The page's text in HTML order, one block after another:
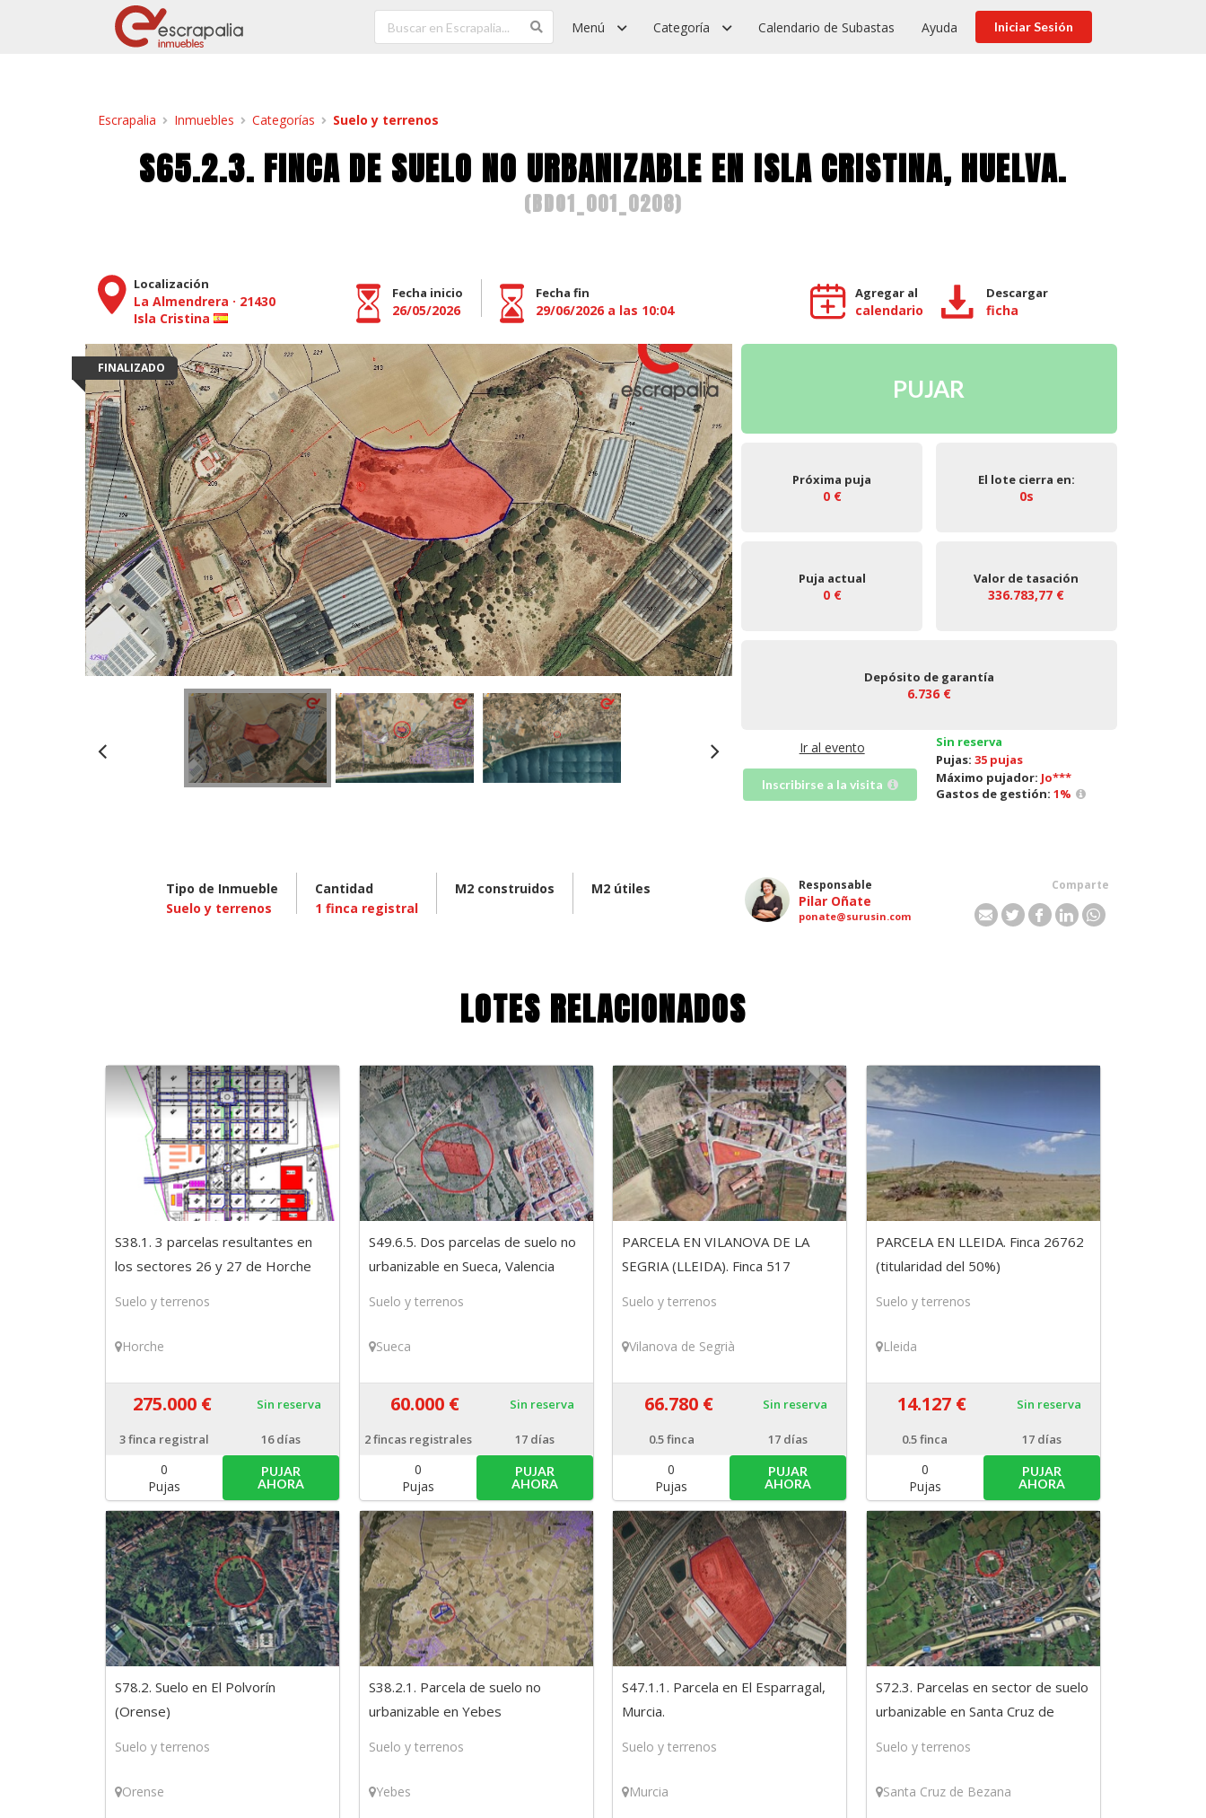
Menú Categoría Calendario de Subastas Ayuda Iniciar Sesión
Escrapalia Inmuebles Categorías Suelo y terrenos
S65.2.3. FINCA DE SUELO NO URBANIZABLE EN ISLA CRISTINA, HUELVA.
(BDO1_001_0208)
Localización
La Almendrera · 21430
Isla Cristina
Fecha inicio
26/05/2026
Fecha fin
29/06/2026 a las 10:04
Agregar al
calendario
Descargar
ficha
FINALIZADO
PUJAR
Próxima puja
0 €
El lote cierra en:
0s
Puja actual
0 €
Valor de tasación
336.783,77 €
Depósito de garantía
6.736 €
Ir al evento
Inscribirse a la visita
Sin reserva
Pujas: 35 pujas
Máximo pujador: Jo***
Gastos de gestión: 1%
Tipo de Inmueble
Suelo y terrenos
Cantidad
1 finca registral
M2 construidos M2 útiles Responsable
Pilar Oñate
ponate@surusin.com
Comparte
LOTES RELACIONADOS
S38.1. 3 parcelas resultantes en
los sectores 26 y 27 de Horche
Suelo y terrenos
Horche
275.000 € Sin reserva
3finca registral 16 días
0
Pujas
PUJAR
AHORA
S49.6.5. Dos parcelas de suelo no
urbanizable en Sueca, Valencia
Suelo y terrenos
Sueca
60.000 € Sin reserva
2fincas registrales 17 días
0
Pujas
PUJAR
AHORA
PARCELA EN VILANOVA DE LA
SEGRIA (LLEIDA). Finca 517
Suelo y terrenos
Vilanova de Segrià
66.780 € Sin reserva
0.5finca 17 días
0
Pujas
PUJAR
AHORA
PARCELA EN LLEIDA. Finca 26762
(titularidad del 50%)
Suelo y terrenos
Lleida
14.127 € Sin reserva
0.5finca 17 días
0
Pujas
PUJAR
AHORA
S78.2. Suelo en El Polvorín
(Orense)
Suelo y terrenos
Orense
S38.2.1. Parcela de suelo no
urbanizable en Yebes
Suelo y terrenos
Yebes
S47.1.1. Parcela en El Esparragal,
Murcia.
Suelo y terrenos
Murcia
S72.3. Parcelas en sector de suelo
urbanizable en Santa Cruz de
Suelo y terrenos
Santa Cruz de Bezana